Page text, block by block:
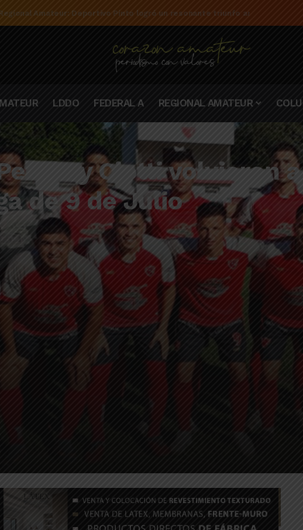
Amateur: Deportivo Pinto logró un resonante triunfo ante Rivadavia
LDDO FEDERAL A REGIONAL AMATEUR
y Ciotti volvieron
de 9 de Julio